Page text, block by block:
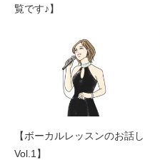
覧です♪】
【ボーカルレッスンのお話し
Vol.1】